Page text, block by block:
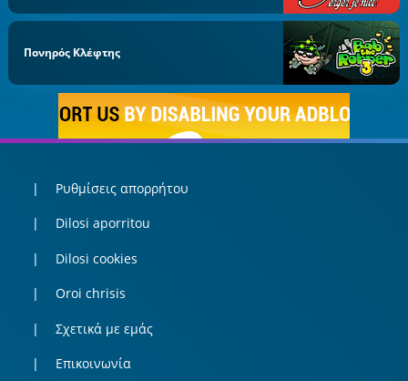
Πονηρός Κλέφτης
Ρυθμίσεις απορρήτου
Dilosi aporritou
Dilosi cookies
Oroi chrisis
Σχετικά με εμάς
Επικοινωνία